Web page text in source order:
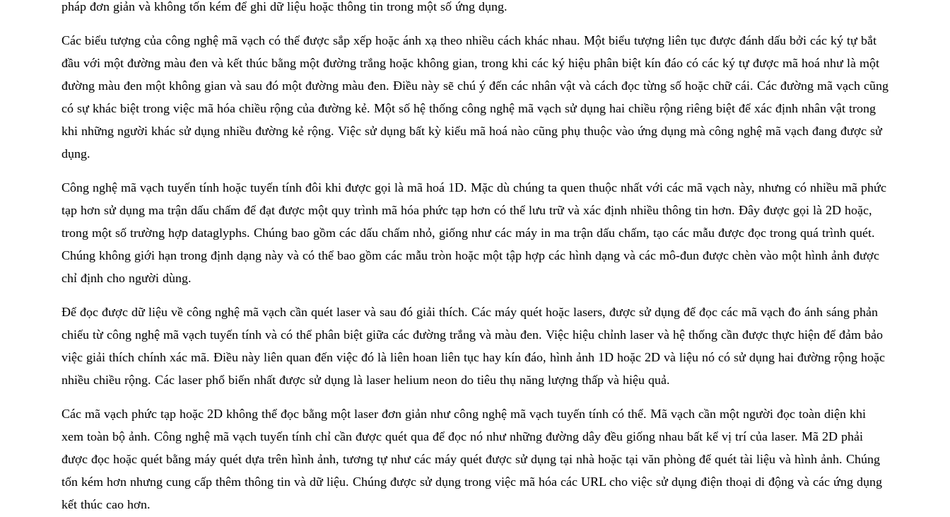
pháp đơn giản và không tốn kém để ghi dữ liệu hoặc thông tin trong một số ứng dụng.
Các biểu tượng của công nghệ mã vạch có thể được sắp xếp hoặc ánh xạ theo nhiều cách khác nhau. Một biểu tượng liên tục được đánh dấu bởi các ký tự bắt
đầu với một đường màu đen và kết thúc bằng một đường trắng hoặc không gian, trong khi các ký hiệu phân biệt kín đáo có các ký tự được mã hoá như là một
đường màu đen một không gian và sau đó một đường màu đen. Điều này sẽ chú ý đến các nhân vật và cách đọc từng số hoặc chữ cái. Các đường mã vạch cũng
có sự khác biệt trong việc mã hóa chiều rộng của đường kẻ. Một số hệ thống công nghệ mã vạch sử dụng hai chiều rộng riêng biệt để xác định nhân vật trong
khi những người khác sử dụng nhiều đường kẻ rộng. Việc sử dụng bất kỳ kiểu mã hoá nào cũng phụ thuộc vào ứng dụng mà công nghệ mã vạch đang được sử
dụng.
Công nghệ mã vạch tuyến tính hoặc tuyến tính đôi khi được gọi là mã hoá 1D. Mặc dù chúng ta quen thuộc nhất với các mã vạch này, nhưng có nhiều mã phức
tạp hơn sử dụng ma trận dấu chấm để đạt được một quy trình mã hóa phức tạp hơn có thể lưu trữ và xác định nhiều thông tin hơn. Đây được gọi là 2D hoặc,
trong một số trường hợp dataglyphs. Chúng bao gồm các dấu chấm nhỏ, giống như các máy in ma trận dấu chấm, tạo các mẫu được đọc trong quá trình quét.
Chúng không giới hạn trong định dạng này và có thể bao gồm các mẫu tròn hoặc một tập hợp các hình dạng và các mô-đun được chèn vào một hình ảnh được
chỉ định cho người dùng.
Để đọc được dữ liệu về công nghệ mã vạch cần quét laser và sau đó giải thích. Các máy quét hoặc lasers, được sử dụng để đọc các mã vạch đo ánh sáng phản
chiếu từ công nghệ mã vạch tuyến tính và có thể phân biệt giữa các đường trắng và màu đen. Việc hiệu chỉnh laser và hệ thống cần được thực hiện để đảm bảo
việc giải thích chính xác mã. Điều này liên quan đến việc đó là liên hoan liên tục hay kín đáo, hình ảnh 1D hoặc 2D và liệu nó có sử dụng hai đường rộng hoặc
nhiều chiều rộng. Các laser phổ biến nhất được sử dụng là laser helium neon do tiêu thụ năng lượng thấp và hiệu quả.
Các mã vạch phức tạp hoặc 2D không thể đọc bằng một laser đơn giản như công nghệ mã vạch tuyến tính có thể. Mã vạch cần một người đọc toàn diện khi
xem toàn bộ ảnh. Công nghệ mã vạch tuyến tính chỉ cần được quét qua để đọc nó như những đường dây đều giống nhau bất kể vị trí của laser. Mã 2D phải
được đọc hoặc quét bằng máy quét dựa trên hình ảnh, tương tự như các máy quét được sử dụng tại nhà hoặc tại văn phòng để quét tài liệu và hình ảnh. Chúng
tốn kém hơn nhưng cung cấp thêm thông tin và dữ liệu. Chúng được sử dụng trong việc mã hóa các URL cho việc sử dụng điện thoại di động và các ứng dụng
kết thúc cao hơn.